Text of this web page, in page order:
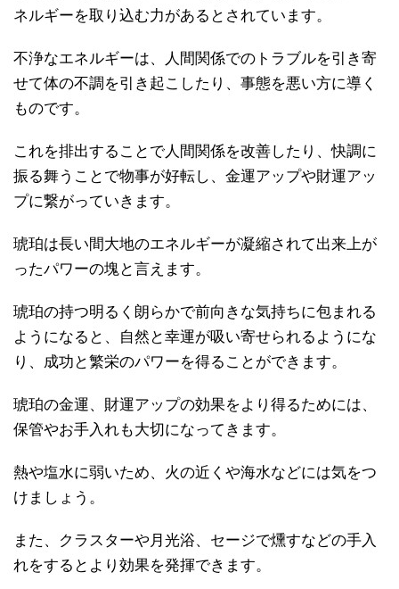
ネルギーを取り込む力があるとされています。
不浄なエネルギーは、人間関係でのトラブルを引き寄
せて体の不調を引き起こしたり、事態を悪い方に導く
ものです。
これを排出することで人間関係を改善したり、快調に
振る舞うことで物事が好転し、金運アップや財運アッ
プに繋がっていきます。
琥珀は長い間大地のエネルギーが凝縮されて出来上が
ったパワーの塊と言えます。
琥珀の持つ明るく朗らかで前向きな気持ちに包まれる
ようになると、自然と幸運が吸い寄せられるようにな
り、成功と繁栄のパワーを得ることができます。
琥珀の金運、財運アップの効果をより得るためには、
保管やお手入れも大切になってきます。
熱や塩水に弱いため、火の近くや海水などには気をつ
けましょう。
また、クラスターや月光浴、セージで燻すなどの手入
れをするとより効果を発揮できます。